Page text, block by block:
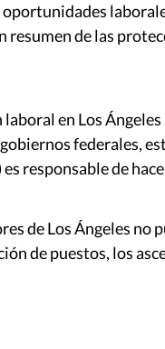
oportunidades
resumen de las
en Los
federales,
responsable de
de Los Ángeles no
de puestos, los